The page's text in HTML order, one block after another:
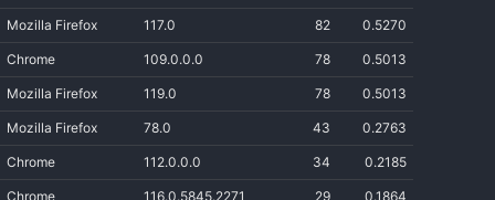
Mozilla Firefox 117.0 82 0.5270
Chrome 109.0.0.0 78 0.5013
Mozilla Firefox 119.0 78 0.5013
Mozilla Firefox 78.0 43 0.2763
Chrome 112.0.0.0 34 0.2185
Chrome 116.0.5845.2271 29 0.1864